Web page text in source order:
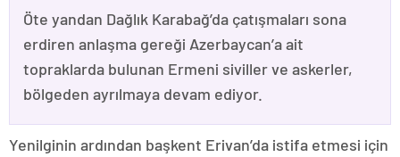
Öte yandan Dağlık Karabağ’da çatışmaları sona
erdiren anlaşma gereği Azerbaycan’a ait
topraklarda bulunan Ermeni siviller ve askerler,
bölgeden ayrılmaya devam ediyor.
Yenilginin ardından başkent Erivan’da istifa etmesi için